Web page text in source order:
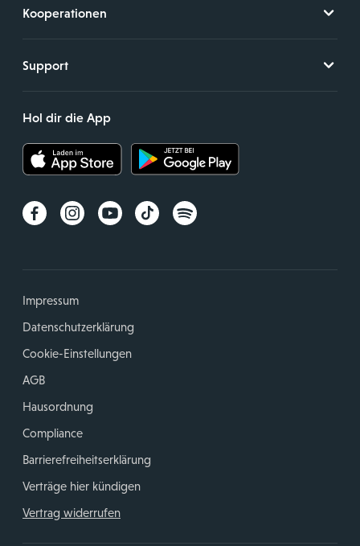
Kooperationen
Support
Hol dir die App
Impressum
Datenschutzerklärung
Cookie-Einstellungen
AGB
Hausordnung
Compliance
Barrierefreiheitserklärung
Verträge hier kündigen
Vertrag widerrufen